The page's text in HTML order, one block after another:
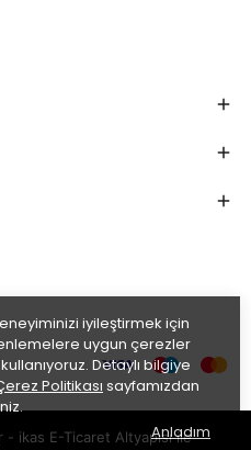
iyileştirmek için
uygun çerezler
Detaylı bilgiye
Politikası sayfamızdan
Anladım
- ikas E-Ticaret Altyapısı ile